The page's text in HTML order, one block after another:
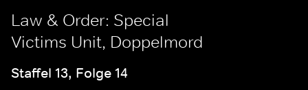
Law & Order: Special
Victims Unit, Doppelmord
Staffel 13, Folge 14